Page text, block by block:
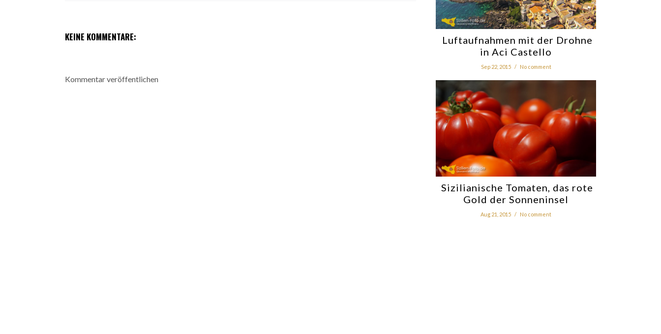
KEINE KOMMENTARE:
Kommentar veröffentlichen
Luftaufnahmen mit der Drohne
in Aci Castello
Sep 22, 2015 / No comment
Sizilianische Tomaten, das rote
Gold der Sonneninsel
Aug 21, 2015 / No comment